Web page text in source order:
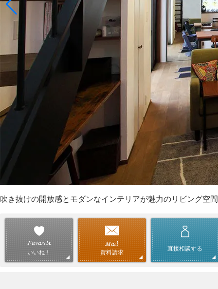
吹き抜けの開放感とモダンなインテリアが魅力のリビング空
いいね！ 資料請求
直接相談する